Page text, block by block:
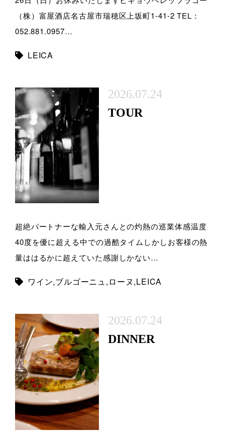
（株）富屋酒店名古屋市瑞穂区上坂町1-41-2 TEL：
052.881.0957…
LEICA
2026.07.24
TOUR
超絶パートナーな輸入元さんとの灼熱の巡業体感温度
40度を優に超える中での過酷タイムしかしお客様の熱
量ははるかに超えていた感謝しかない…
ワイン,ブルゴーニュ, ローヌ,LEICA
2026.07.24
DINNER